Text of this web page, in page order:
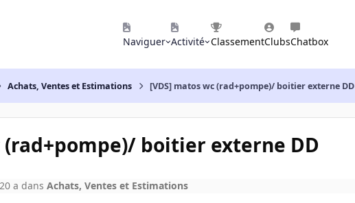
Naviguer Activité ClassementClubsChatbox
Achats, Ventes et Estimations [VDS] matos wc (rad+pompe)/ boitier externe DD
(rad+pompe)/ boitier externe DD
20 a dans Achats, Ventes et Estimations